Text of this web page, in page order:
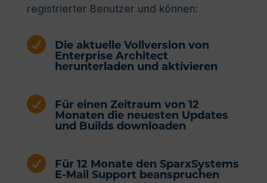
registrierter Benutzer und können:

Die aktuelle Vollversion von
Enterprise Architect
herunterladen und aktivieren

Für einen Zeitraum von 12
Monaten die neuesten Updates
und Builds downloaden

Für 12 Monate den SparxSystems
E-Mail Support beanspruchen